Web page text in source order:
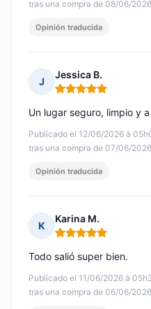
tras una compra de 08/06/2026
Opinión traducida
J
Jessica B.
Nota: 5 de 5
Publicado el 12/06/2026 à
tras una compra de 07/06/2026
Un lugar seguro, limpio y
Opinión traducida
K
Karina M.
Nota: 5 de 5
Publicado el 11/06/2026 à
tras una compra de 06/06/2026
Todo salió super bien.